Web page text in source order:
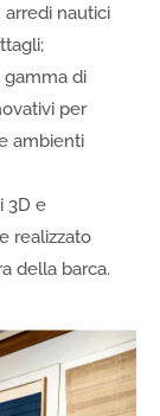
arredi nautici
di
per
ambienti
3D e
realizzato
della barca.